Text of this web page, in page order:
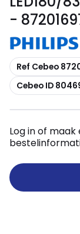
-
Kopiëren
Ref Cebeo
Kopiëren
Cebeo ID
Log in of